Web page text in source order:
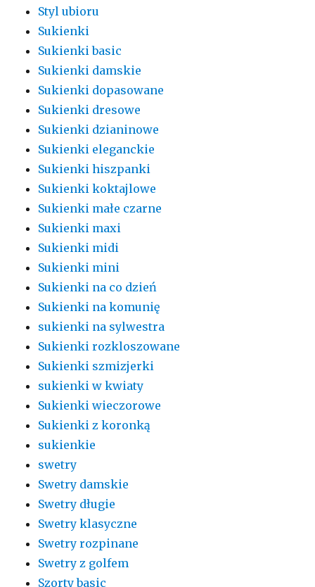
Styl ubioru
Sukienki
Sukienki basic
Sukienki damskie
Sukienki dopasowane
Sukienki dresowe
Sukienki dzianinowe
Sukienki eleganckie
Sukienki hiszpanki
Sukienki koktajlowe
Sukienki małe czarne
Sukienki maxi
Sukienki midi
Sukienki mini
Sukienki na co dzień
Sukienki na komunię
sukienki na sylwestra
Sukienki rozkloszowane
Sukienki szmizjerki
sukienki w kwiaty
Sukienki wieczorowe
Sukienki z koronką
sukienkie
swetry
Swetry damskie
Swetry długie
Swetry klasyczne
Swetry rozpinane
Swetry z golfem
Szorty basic